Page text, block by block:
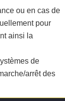
ou en cas de
pour
ainsi la
de
arrêt des